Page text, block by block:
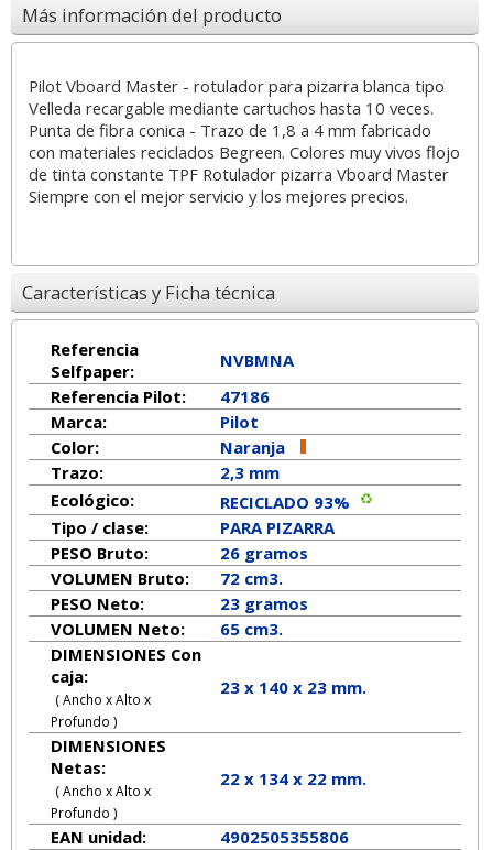
Más información del producto
Pilot Vboard Master - rotulador para pizarra blanca tipo
Velleda recargable mediante cartuchos hasta 10 veces.
Punta de fibra conica - Trazo de 1,8 a 4 mm fabricado
con materiales reciclados Begreen. Colores muy vivos flojo
de tinta constante TPF Rotulador pizarra Vboard Master
Siempre con el mejor servicio y los mejores precios.
Características y Ficha técnica
Referencia
Selfpaper:
NVBMNA
Referencia Pilot:
47186
Marca:
Pilot
Color:
Naranja
Trazo:
2,3 mm
Ecológico:
RECICLADO 93%
Tipo / clase:
PARA PIZARRA
PESO Bruto:
26 gramos
VOLUMEN Bruto:
72 cm3.
PESO Neto:
23gramos
VOLUMEN Neto:
65 cm3.
DIMENSIONES Con
caja:
( Ancho x Alto x
Profundo )
23 x 140 x 23 mm.
DIMENSIONES
Netas:
( Ancho x Alto x
Profundo )
22x 134x 22mm.
EAN unidad:
4902505355806